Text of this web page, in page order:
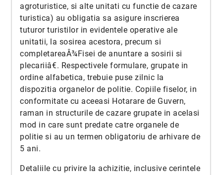
agroturistice, si alte unitati cu functie de cazare
turistica) au obligatia sa asigure inscrierea
tuturor turistilor in evidentele operative ale
unitatii, la sosirea acestora, precum si
completareaÂ¾Fisei de anuntare a sosirii si
plecariiâ€. Respectivele formulare, grupate in
ordine alfabetica, trebuie puse zilnic la
dispozitia organelor de politie. Copiile fiselor, in
conformitate cu aceeasi Hotarare de Guvern,
raman in structurile de cazare grupate in acelasi
mod in care sunt predate catre organele de
politie si au un termen obligatoriu de arhivare de
5 ani.
Detaliile cu privire la achizitie, inclusive cerintele